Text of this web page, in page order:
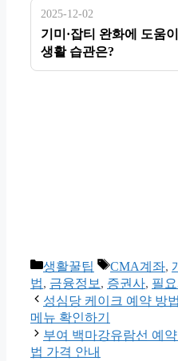
2025-12-02
기미·잡티 완화에 도움
생활 습관은?
카
테
고
리
생활꿀팁
태
그
CMA계좌,
법, 금융정보 , 증권사, 필
성심당 케이크 예약 방
메뉴 확인하기
부여 백마강유람선 예
법 가격 안내